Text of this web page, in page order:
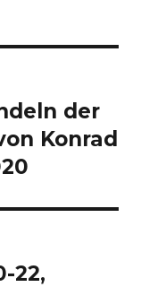
der
Konrad
22,